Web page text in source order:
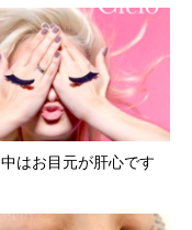
はお目元が肝心です